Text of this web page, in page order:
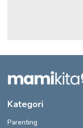
Kategori
Parenting